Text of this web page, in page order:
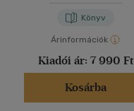
Könyv
Árinformációk
Kiadói ár: 7 990 Ft
Kosárba